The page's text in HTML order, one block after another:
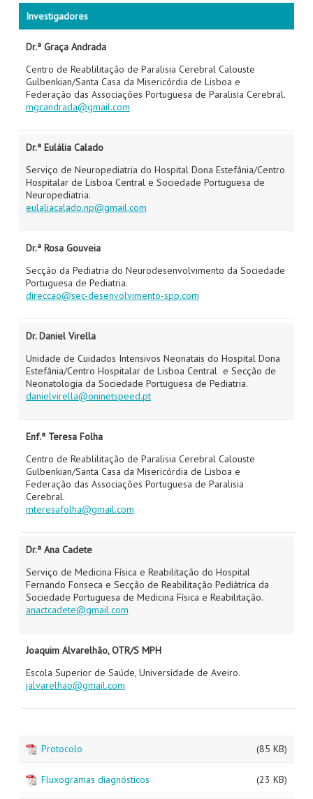
Investigadores
Dr.ª Graça Andrada
Centro de Reablilitação de Paralisia Cerebral Calouste
Gulbenkian/Santa Casa da Misericórdia de Lisboa e
Federação das Associações Portuguesa de Paralisia Cerebral.
mgcandrada@gmail.com
Dr.ª Eulália Calado
Serviço de Neuropediatria do Hospital Dona Estefânia/Centro
Hospitalar de Lisboa Central e Sociedade Portuguesa de
Neuropediatria.
eulaliacalado.np@gmail.com
Dr.ª Rosa Gouveia
Secção da Pediatria do Neurodesenvolvimento da Sociedade
Portuguesa de Pediatria.
direccao@sec-desenvolvimento-spp.com
Dr. Daniel Virella
Unidade de Cuidados Intensivos Neonatais do Hospital Dona
Estefânia/Centro Hospitalar de Lisboa Central e Secção de
Neonatologia da Sociedade Portuguesa de Pediatria.
danielvirella@oninetspeed.pt
Enf.ª Teresa Folha
Centro de Reablilitação de Paralisia Cerebral Calouste
Gulbenkian/Santa Casa da Misericórdia de Lisboa e
Federação das Associações Portuguesa de Paralisia
Cerebral.
mteresafolha@gmail.com
Dr.ª Ana Cadete
Serviço de Medicina Física e Reabilitação do Hospital
Fernando Fonseca e Secção de Reabilitação Pediátrica da
Sociedade Portuguesa de Medicina Física e Reabilitação.
anactcadete@gmail.com
Joaquim Alvarelhão, OTR/S MPH
Escola Superior de Saúde, Universidade de Aveiro.
jalvarelhao@gmail.com
Protocolo (85 KB)
Fluxogramas diagnósticos (23 KB)